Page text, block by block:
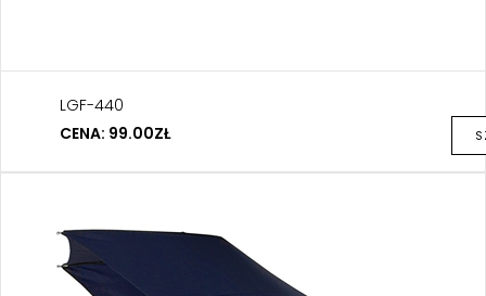
LGF-440
CENA: 99.00ZŁ